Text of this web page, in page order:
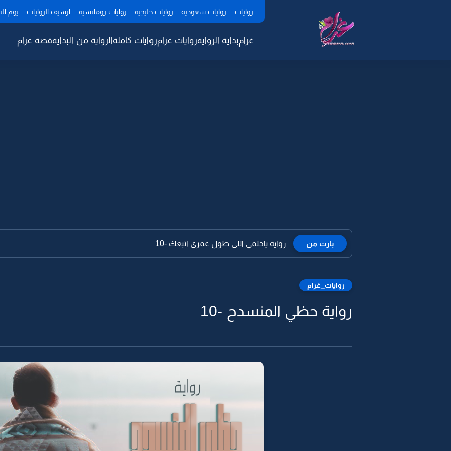
روايات روايات سعودية روايات خليجيه روايات رومانسية ارشيف الروايات يوم
غرامبداية الروايةروايات غرامروايات كاملةالرواية من البدايةقصة غرام
بارت من رواية ياحلمي اللي طول عمري اتبعك -10
روايات_غرام
رواية حظي المنسدح -10